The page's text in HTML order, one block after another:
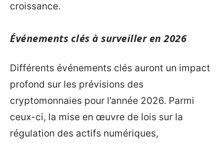
croissance.
Événements clés à surveiller en 2026
Différents événements clés auront un impact
profond sur les prévisions des
cryptomonnaies pour l’année 2026. Parmi
ceux-ci, la mise en œuvre de lois sur la
régulation des actifs numériques,